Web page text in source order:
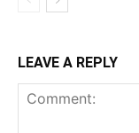
LEAVE A REPLY